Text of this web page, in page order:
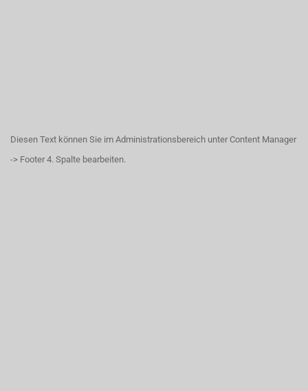
Diesen Text können Sie im Administrationsbereich unter Content Manager
-> Footer 4. Spalte bearbeiten.